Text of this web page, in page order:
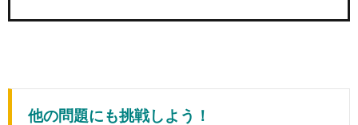
他の問題にも挑戦しよう！